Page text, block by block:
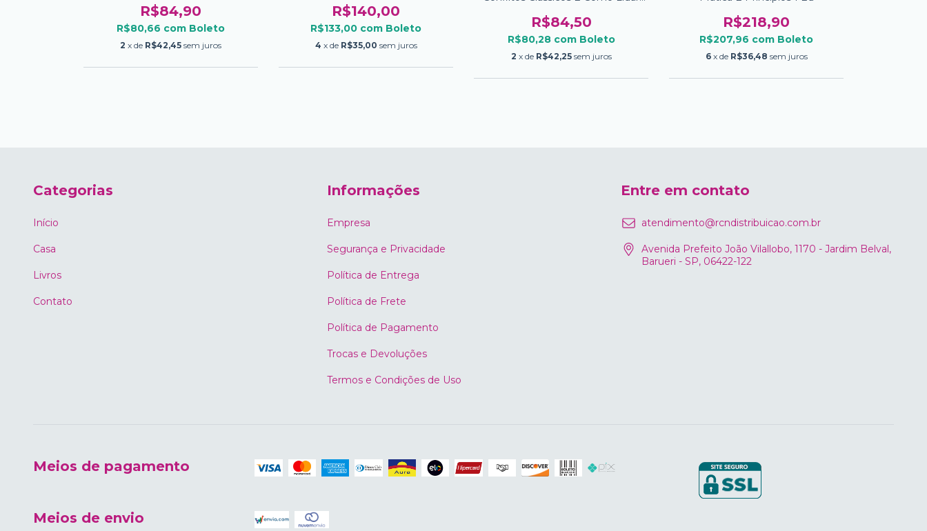
R$84,90
R$80,66 com Boleto
2 x de R$42,45 sem juros
R$140,00
R$133,00 com Boleto
4 x de R$35,00 sem juros
R$84,50
R$80,28 com Boleto
2 x de R$42,25 sem juros
R$218,90
R$207,96 com Boleto
6 x de R$36,48 sem juros
Categorias
Início
Casa
Livros
Contato
Informações
Empresa
Segurança e Privacidade
Política de Entrega
Política de Frete
Política de Pagamento
Trocas e Devoluções
Termos e Condições de Uso
Entre em contato
atendimento@rcndistribuicao.com.br
Avenida Prefeito João Vilallobo, 1170 - Jardim Belval,
Barueri - SP, 06422-122
Meios de pagamento
Meios de envio